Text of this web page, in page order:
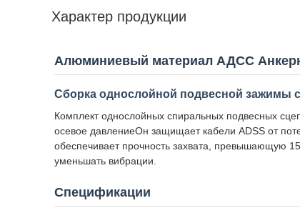
Характер продукции
Алюминиевый материал АДСС
Сборка однослойной подвесной зажимы
Комплект однослойных спиральных подвесных
осевое давлениеОн защищает кабели ADSS от
обеспечивает прочность захвата, превышающую
уменьшать вибрации.
Спецификации